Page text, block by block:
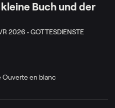
Buch und der
2026 •GOTTESDIENSTE